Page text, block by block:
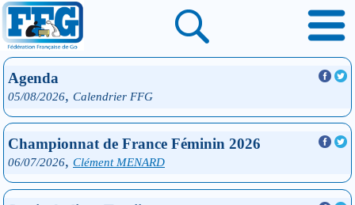
Agenda
05/08/2026, Calendrier FFG
Championnat de France Féminin 2026
06/07/2026, Clément MENARD